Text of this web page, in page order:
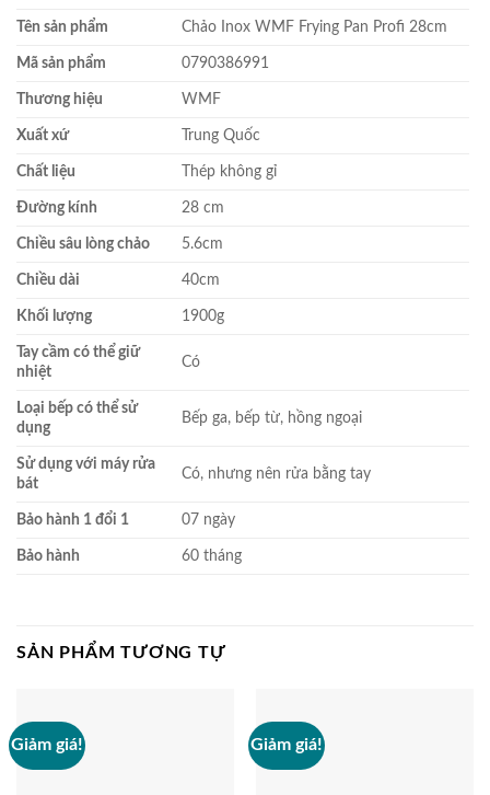
Tên sản phẩm Chảo Inox WMF Frying Pan Profi 28cm
Mã sản phẩm 0790386991
Thương hiệu WMF
Xuất xứ Trung Quốc
Chất liệu Thép không gỉ
Đường kính 28 cm
Chiều sâu lòng chảo 5.6cm
Chiều dài 40cm
Khối lượng 1900g
Tay cầm có thể giữ
nhiệt
Có
Loại bếp có thể sử
dụng
Bếp ga, bếp từ, hồng ngoại
Sử dụng với máy rửa
bát
Có, nhưng nên rửa bằng tay
Bảo hành 1 đổi 1 07 ngày
Bảo hành 60 tháng
SẢN PHẨM TƯƠNG TỰ
Giảm giá! Giảm giá!